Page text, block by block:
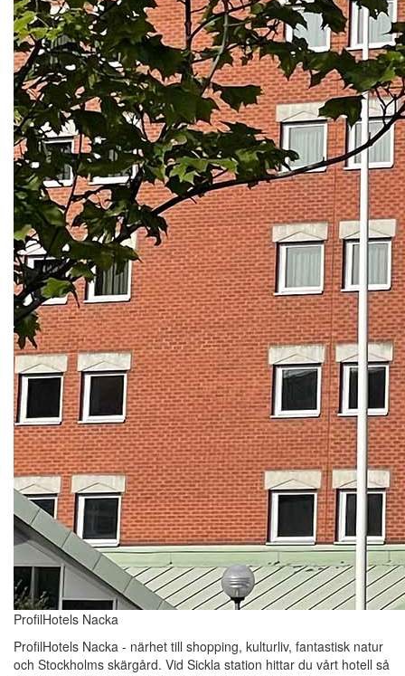
ProfilHotels Nacka
ProfilHotels Nacka - närhet till shopping, kulturliv, fantastisk natur
och Stockholms skärgård. Vid Sickla station hittar du vårt hotell så